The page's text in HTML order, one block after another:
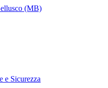
(MB)
e Sicurezza